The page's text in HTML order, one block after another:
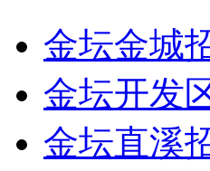
金坛金城
金坛开发
金坛直溪